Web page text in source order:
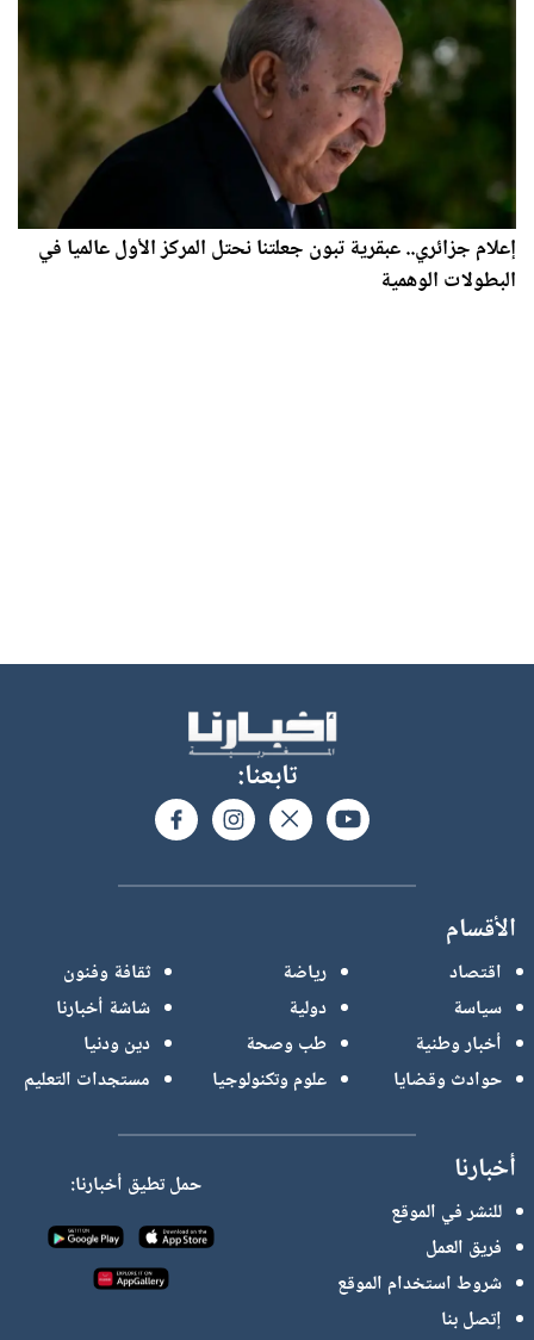
إعلام جزائري.. عبقرية تبون جعلتنا نحتل المركز الأول عالميا في
البطولات الوهمية
تابعنا:
الأقسام
ثقافة وفنون
شاشة أخبارنا
دين ودنيا
مستجدات التعليم
رياضة
دولية
طب وصحة
علوم وتكنولوجيا
اقتصاد
سياسة
أخبار وطنية
حوادث وقضايا
حمل تطيق أخبارنا: أخبارنا
للنشر في الموقع
فريق العمل
شروط استخدام الموقع
إتصل بنا